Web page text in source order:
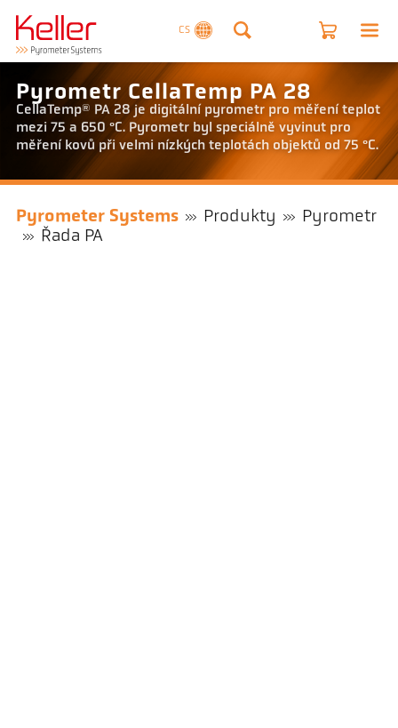
CS
Pyrometr CellaTemp PA 28
CellaTemp® PA 28 je digitální pyrometr pro měření teplot
mezi 75 a 650 °C. Pyrometr byl speciálně vyvinut pro
měření kovů při velmi nízkých teplotách objektů od 75 °C.
Pyrometer Systems Produkty
Pyrometr
Řada PA